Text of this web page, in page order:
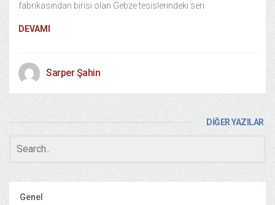
fabrikasından birisi olan Gebze tesislerindeki seri
DEVAMI
Sarper Şahin
DİĞER YAZILAR
Genel